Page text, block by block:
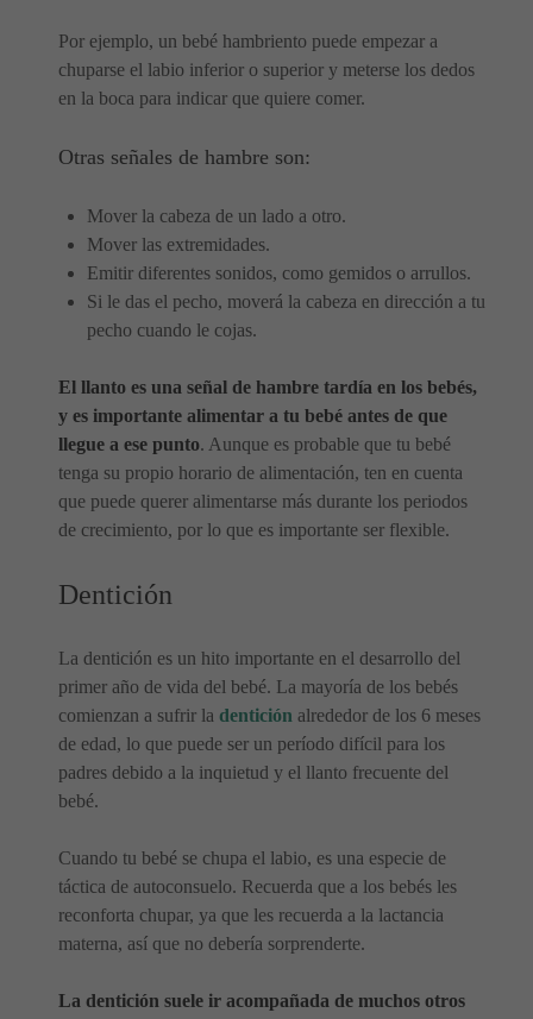
Por ejemplo, un bebé hambriento puede empezar a
chuparse el labio inferior o superior y meterse los dedos
en la boca para indicar que quiere comer.
Otras señales de hambre son:
Mover la cabeza de un lado a otro.
Mover las extremidades.
Emitir diferentes sonidos, como gemidos o arrullos.
Si le das el pecho, moverá la cabeza en dirección a tu
pecho cuando le cojas.
El llanto es una señal de hambre tardía en los bebés,
y es importante alimentar a tu bebé antes de que
llegue a ese punto. Aunque es probable que tu bebé
tenga su propio horario de alimentación, ten en cuenta
que puede querer alimentarse más durante los periodos
de crecimiento, por lo que es importante ser flexible.
Dentición
La dentición es un hito importante en el desarrollo del
primer año de vida del bebé. La mayoría de los bebés
comienzan a sufrir la dentición alrededor de los 6 meses
de edad, lo que puede ser un período difícil para los
padres debido a la inquietud y el llanto frecuente del
bebé.
Cuando tu bebé se chupa el labio, es una especie de
táctica de autoconsuelo. Recuerda que a los bebés les
reconforta chupar, ya que les recuerda a la lactancia
materna, así que no debería sorprenderte.
La dentición suele ir acompañada de muchos otros